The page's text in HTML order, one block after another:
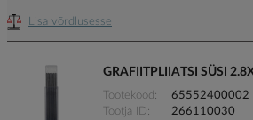
Lisa võrdlusesse
GRAFIITPLIIATSI SÜSI
Tootekood
65552400002
Tootja ID
266110030